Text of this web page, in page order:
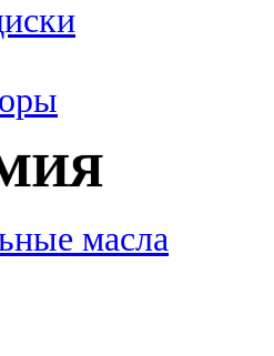
масла